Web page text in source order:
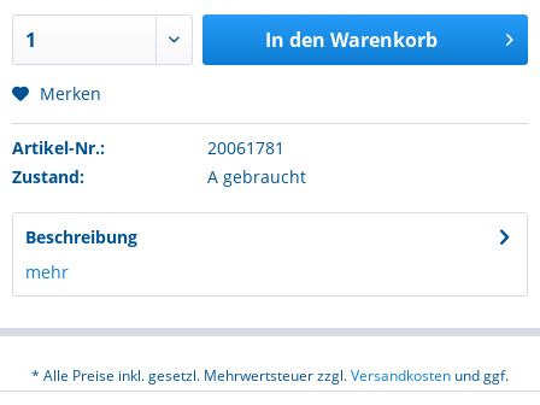
In den Warenkorb
Merken
Artikel-Nr.:
20061781
Zustand:
A gebraucht
Beschreibung
mehr
* Alle Preise inkl. gesetzl. Mehrwertsteuer zzgl.Versandkosten und ggf.